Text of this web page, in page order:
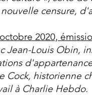
censure,
2020,
Jean-Louis Obin,
Cock, historienne
à Charlie Hebdo.